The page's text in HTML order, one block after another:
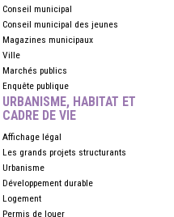
Conseil municipal
Conseil municipal des jeunes
Magazines municipaux
Ville
Marchés publics
Enquête publique
URBANISME, HABITAT ET
CADRE DE VIE
Affichage légal
Les grands projets structurants
Urbanisme
Développement durable
Logement
Permis de louer